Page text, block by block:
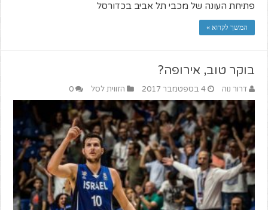
פתיחת העונה של מכבי תל אביב בכדורסל
המשך לקרוא »
בוקר טוב, אירופה?
דרור נוה 4 בספטמבר 2017 הזווית לסל 0